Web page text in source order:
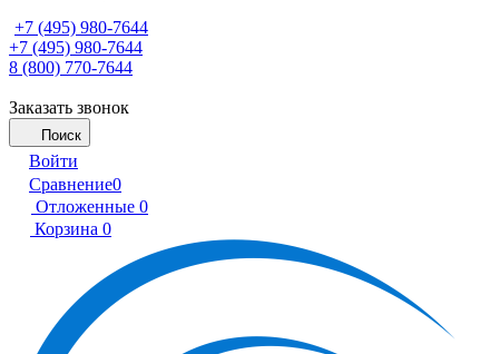
+7 (495) 980-7644
+7 (495) 980-7644
8 (800) 770-7644
Заказать звонок
Поиск
Войти
Сравнение0
Отложенные 0
Корзина 0